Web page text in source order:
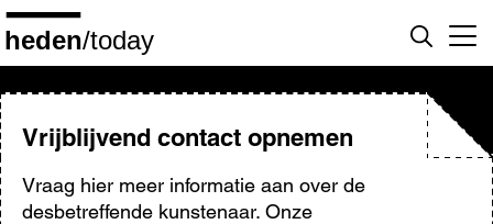
Overslaan
en
naar
inhoud
gaanVrijblijvend contact opnemen
Vraag hier meer informatie aan over de
desbetreffende kunstenaar. Onze